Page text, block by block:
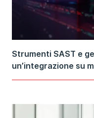
Strumenti SAST e
un’integrazione su